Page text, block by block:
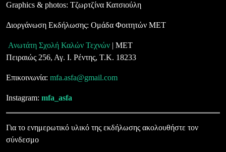
Graphics & photos: Τζωρτζίνα Κατσιούλη
Διοργάνωση Εκδήλωσης: Ομάδα Φοιτητών ΜΕΤ
Ανωτάτη Σχολή Καλών Τεχνών | ΜΕΤ
Πειραιώς 256, Αγ. Ι. Ρέντης, Τ.Κ. 18233
Επικοινωνία: mfa.asfa@gmail.com
Instagram: mfa_asfa
Για το ενημερωτικό υλικό της εκδήλωσης ακολουθήστε τον
σύνδεσμο